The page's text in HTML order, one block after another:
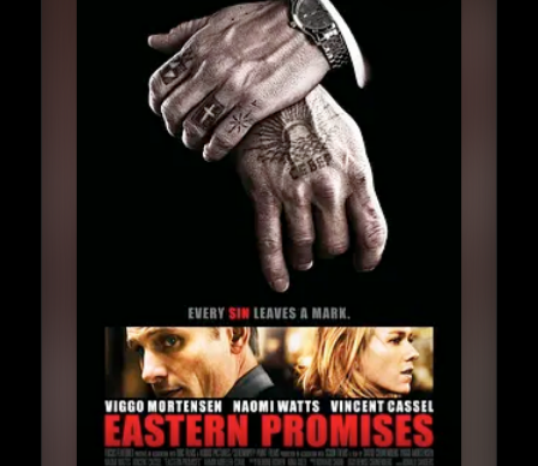
⭐️ 评分：7.3 | 🎬 2007年
夸克网盘
失效请反馈
🧧️
天天领红包